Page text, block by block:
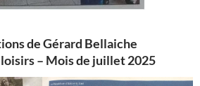
de Gérard Bellaiche
– Mois de juillet 2025